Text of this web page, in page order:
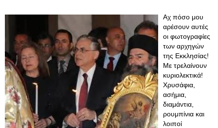
Αχ πόσο μου
αρέσουν αυτές
οι φωτογραφίες
των αρχηγών
της Εκκλησίας!
Με τρελαίνουν
κυριολεκτικά!
Χρυσάφια,
ασήμια,
διαμάντια,
ρουμπίνια και
λοιποί